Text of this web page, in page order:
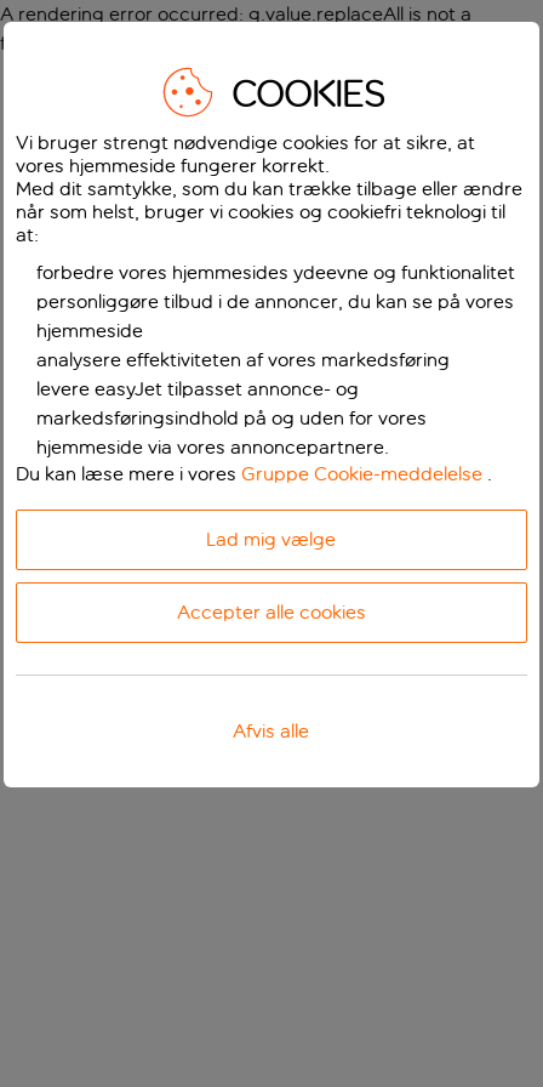
A rendering error occurred: g.value.replaceAll is not a
function
COOKIES
Vi bruger strengt nødvendige cookies for at sikre, at
vores hjemmeside fungerer korrekt.
Med dit samtykke, som du kan trække tilbage eller ændre
når som helst, bruger vi cookies og cookiefri teknologi til
at:
forbedre vores hjemmesides ydeevne og funktionalitet
personliggøre tilbud i de annoncer, du kan se på vores
hjemmeside
analysere effektiviteten af vores markedsføring
levere easyJet tilpasset annonce- og
markedsføringsindhold på og uden for vores
hjemmeside via vores annoncepartnere.
Du kan læse mere i voresGruppe Cookie-meddelelse .
Lad mig vælge
Accepter alle cookies
Afvis alle